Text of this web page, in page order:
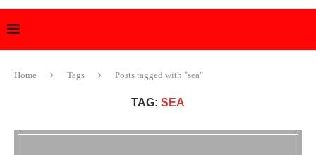
Home Tags Posts tagged with "sea"
TAG: SEA